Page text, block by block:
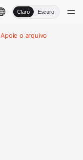
Claro Escuro
Apoie o arquivo